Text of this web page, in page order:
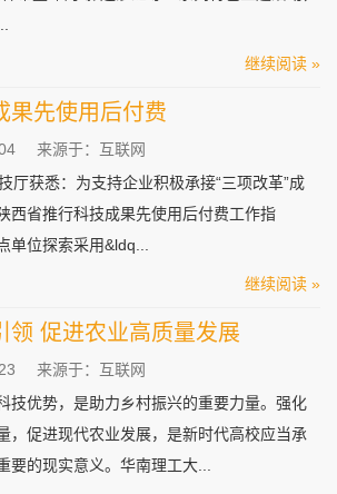
继续阅读 »
果先使用后付费
来源于：互联网
厅获悉：为支持企业积极承接“三项改革”成
西省推行科技成果先使用后付费工作指
单位探索采用&ldq...
继续阅读 »
领 促进农业高质量发展
来源于：互联网
技优势，是助力乡村振兴的重要力量。强化
，促进现代农业发展，是新时代高校应当承
要的现实意义。华南理工大...